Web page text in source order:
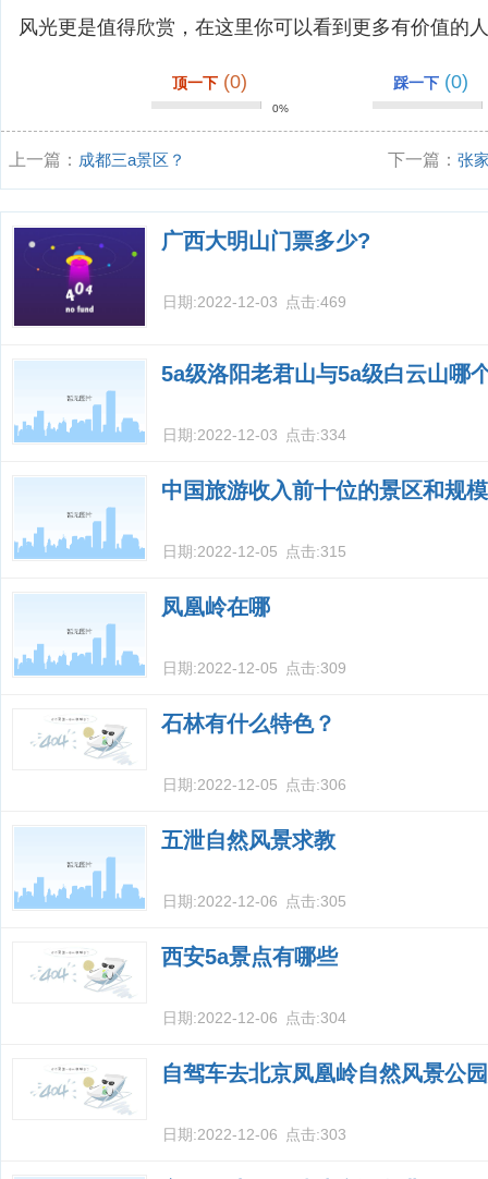
风光更是值得欣赏，在这里你可以看到更多有价值的
顶一下 (0)
0%
踩一下 (0)
上一篇： 成都三a景区？ 下一篇：张
的景点解释
广西大明山门票多少?
日期:2022-12-03 点击:469
5a级洛阳老君山与5a级白云山哪
日期:2022-12-03 点击:334
中国旅游收入前十位的景区和规
日期:2022-12-05 点击:315
凤凰岭在哪
日期:2022-12-05 点击:309
石林有什么特色？
日期:2022-12-05 点击:306
五泄自然风景求教
日期:2022-12-06 点击:305
西安5a景点有哪些
日期:2022-12-06 点击:304
自驾车去北京凤凰岭自然风景公
日期:2022-12-06 点击:303